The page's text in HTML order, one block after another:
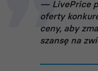
LivePrice
oferty
ceny, aby
szansę na